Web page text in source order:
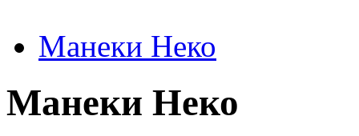
Манеки Неко
Манеки Неко